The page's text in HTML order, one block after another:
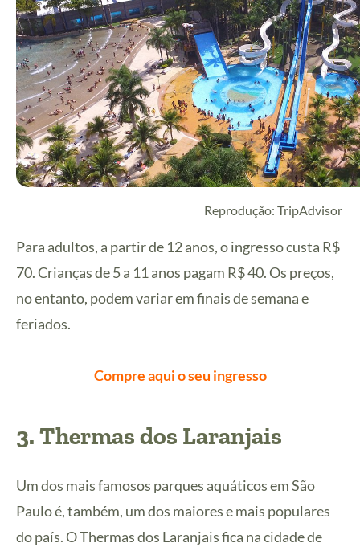
Reprodução: TripAdvisor
Para adultos, a partir de 12 anos, o ingresso custa R$
70. Crianças de 5 a 11 anos pagam R$ 40. Os preços,
no entanto, podem variar em finais de semana e
feriados.
Compre aqui o seu ingresso
3. Thermas dos Laranjais
Um dos mais famosos parques aquáticos em São
Paulo é, também, um dos maiores e mais populares
do país. O Thermas dos Laranjais fica na cidade de